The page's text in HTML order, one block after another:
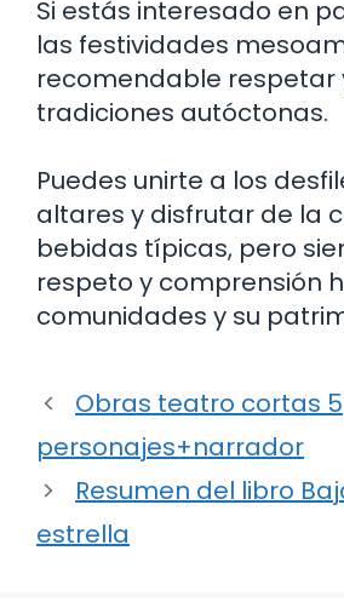
Si estás interesado en
las festividades
recomendable respetar
tradiciones autóctonas.
Puedes unirte a los
altares y disfrutar de la
bebidas típicas, pero
respeto y comprensión
comunidades y su
Obras teatro cortas 5
personajes+narrador
Resumen del libro
estrella